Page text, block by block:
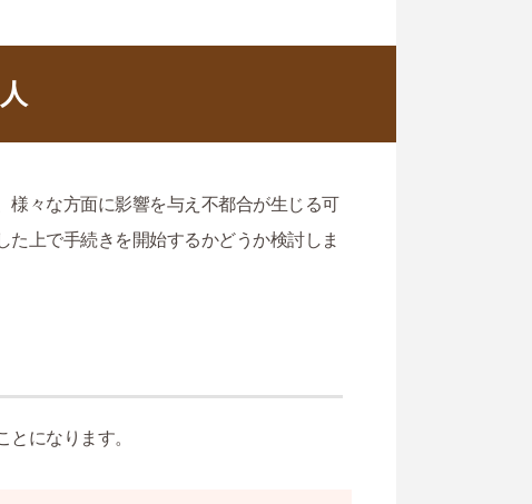
様々な方面に影響を与え不都合が生じる可
上で手続きを開始するかどうか検討しま
になります。